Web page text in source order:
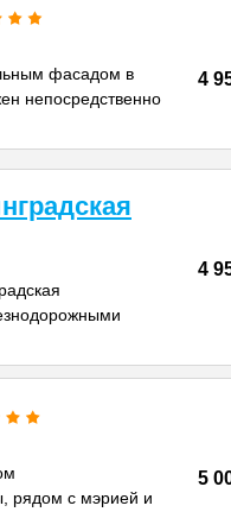
фасадом в
непосредственно
4
4
рядом с мэрией и
5